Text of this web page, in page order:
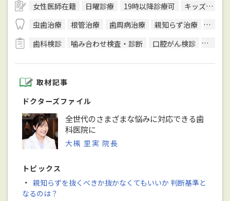
女性医師在籍 日曜診療 19時以降診療可
キッズスペースあり
虫歯治療
根管治療 歯周病治療 親知らず治療
顎関
歯科検診
噛み合わせ検査・診断 口腔がん検診 CT検査
取材記事
ドクターズファイル
全世代のさまざまな悩みに対応できる歯
科医院に
大槻 里実 院長
トピックス
・ 親知らずを抜くべきか抜かなくてもいいか 判断基準と
なるのは？